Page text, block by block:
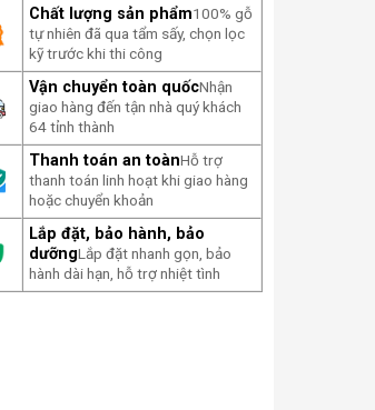
Chất lượng sản phẩm100% gỗ
tự nhiên đã qua tẩm sấy, chọn lọc
kỹ trước khi thi công
Vận chuyển toàn quốcNhận
giao hàng đến tận nhà quý khách
64 tỉnh thành
Thanh toán an toànHỗ trợ
thanh toán linh hoạt khi giao hàng
hoặc chuyển khoản
Lắp đặt, bảo hành, bảo
dưỡngLắp đặt nhanh gọn, bảo
hành dài hạn, hỗ trợ nhiệt tình